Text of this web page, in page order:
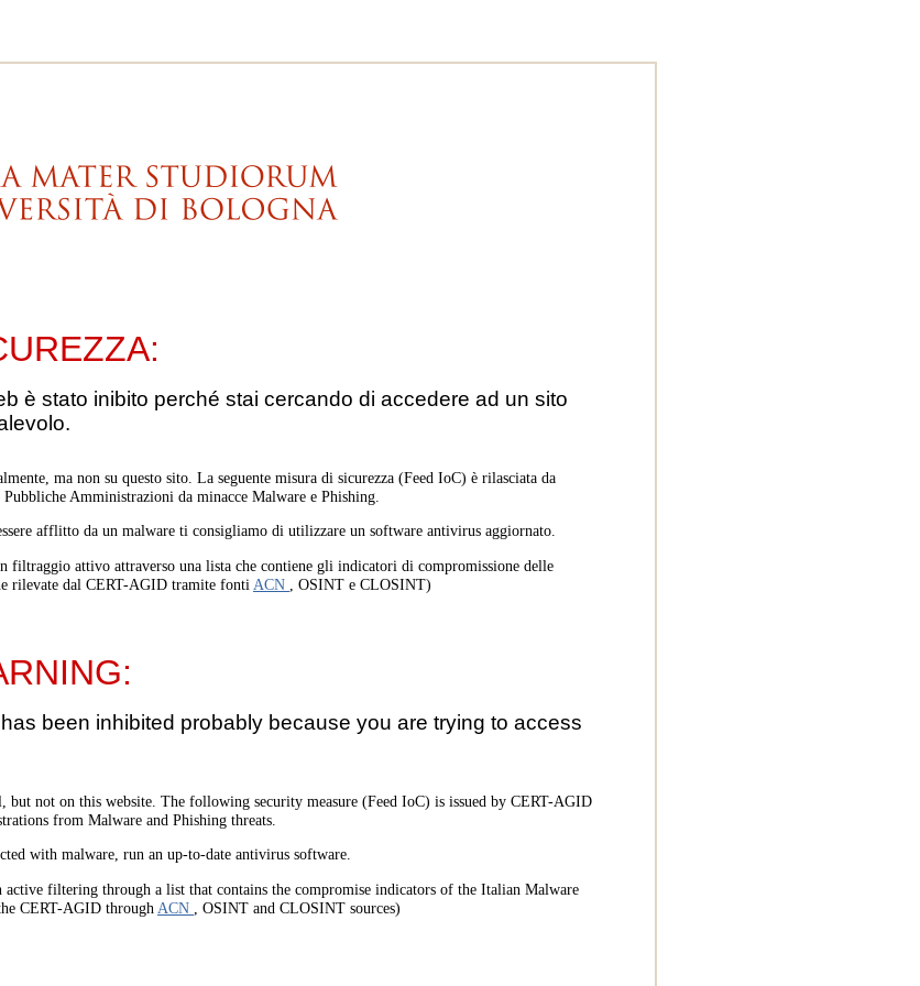
è stato inibito perché stai cercando di accedere ad un sito
ma non su questo sito. La seguente misura di sicurezza (Feed IoC) è rilasciata da
Amministrazioni da minacce Malware e Phishing.
afflitto da un malware ti consigliamo di utilizzare un software antivirus aggiornato.
filtraggio attivo attraverso una lista che contiene gli indicatori di compromissione delle
rilevate dal CERT-AGID tramite fonti ACN , OSINT e CLOSINT)
been inhibited probably because you are trying to access
but not on this website. The following security measure (Feed IoC) is issued by CERT-AGID
from Malware and Phishing threats.
with malware, run an up-to-date antivirus software.
filtering through a list that contains the compromise indicators of the Italian Malware
CERT-AGID through ACN
, OSINT and CLOSINT sources)